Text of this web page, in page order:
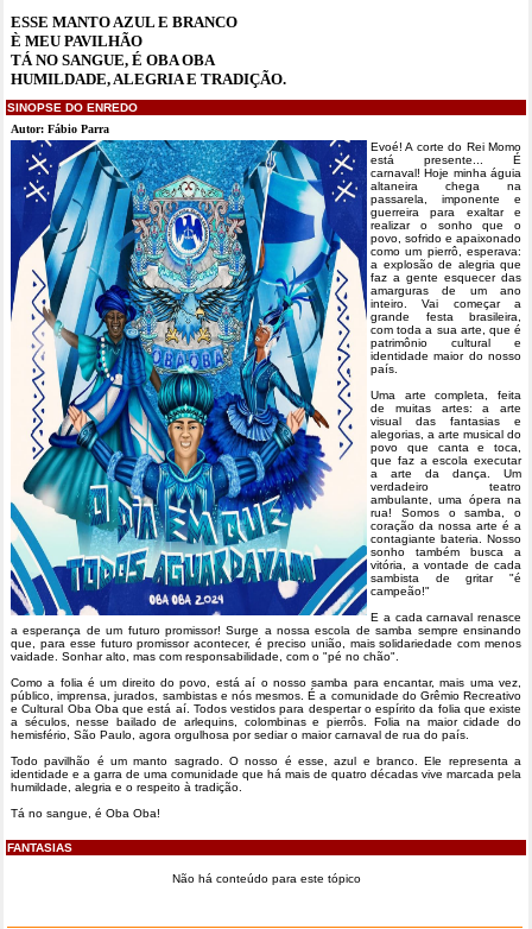
ESSE MANTO AZUL E BRANCO
È MEU PAVILHÃO
TÁ NO SANGUE, É OBA OBA
HUMILDADE, ALEGRIA E TRADIÇÃO.
SINOPSE DO ENREDO
Autor: Fábio Parra
Evoé! A corte do Rei Momo
está presente... É
carnaval! Hoje minha águia
altaneira chega na
passarela, imponente e
guerreira para exaltar e
realizar o sonho que o
povo, sofrido e apaixonado
como um pierrô, esperava:
a explosão de alegria que
faz a gente esquecer das
amarguras de um ano
inteiro. Vai começar a
grande festa brasileira,
com toda a sua arte, que é
patrimônio cultural e
identidade maior do nosso
país.
Uma arte completa, feita
de muitas artes: a arte
visual das fantasias e
alegorias, a arte musical do
povo que canta e toca,
que faz a escola executar
a arte da dança. Um
verdadeiro teatro
ambulante, uma ópera na
rua! Somos o samba, o
coração da nossa arte é a
contagiante bateria. Nosso
sonho também busca a
vitória, a vontade de cada
sambista de gritar "é
campeão!"
E a cada carnaval renasce
a esperança de um futuro promissor! Surge a nossa escola de samba sempre ensinando
que, para esse futuro promissor acontecer, é preciso união, mais solidariedade com menos
vaidade. Sonhar alto, mas com responsabilidade, com o "pé no chão".
Como a folia é um direito do povo, está aí o nosso samba para encantar, mais uma vez,
público, imprensa, jurados, sambistas e nós mesmos. É a comunidade do Grêmio Recreativo
e Cultural Oba Oba que está aí. Todos vestidos para despertar o espírito da folia que existe
a séculos, nesse bailado de arlequins, colombinas e pierrôs. Folia na maior cidade do
hemisfério, São Paulo, agora orgulhosa por sediar o maior carnaval de rua do país.
Todo pavilhão é um manto sagrado. O nosso é esse, azul e branco. Ele representa a
identidade e a garra de uma comunidade que há mais de quatro décadas vive marcada pela
humildade, alegria e o respeito à tradição.
Tá no sangue, é Oba Oba!
FANTASIAS
Não há conteúdo para este tópico